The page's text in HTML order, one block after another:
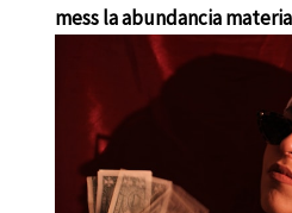
mess la abundancia